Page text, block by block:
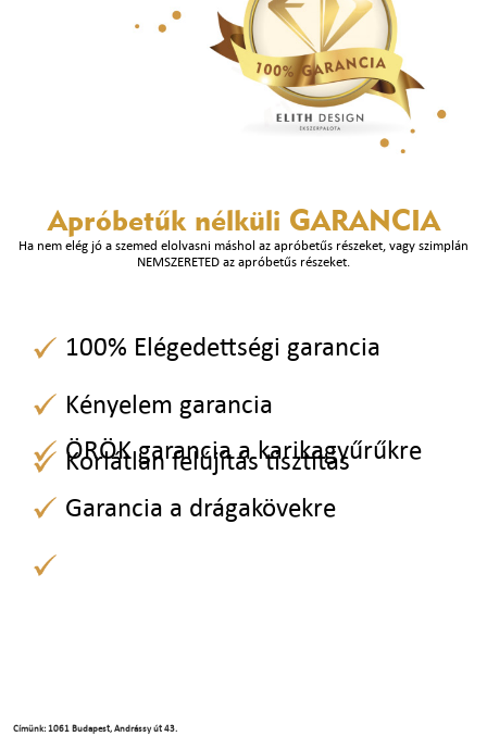
Apróbetűk nélküli GARANCIA
Ha nem elég jó a szemed elolvasni máshol az apróbetűs részeket, vagy szimplán
NEMSZERETED az apróbetűs részeket.
100% Elégedettségi garancia
Kényelem garancia
Korlátlan felújítás tisztítás
ÖRÖK garancia a karikagyűrűkre
Garancia a drágakövekre
Címünk: 1061 Budapest, Andrássy út 43.